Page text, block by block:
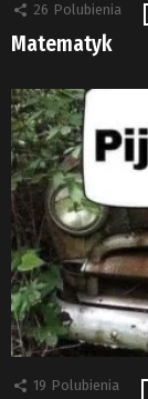
26 Polubienia
Matematyk
19 Polubienia